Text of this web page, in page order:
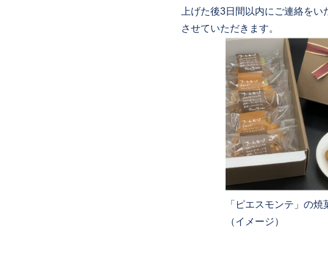
上げた後3日間以内にご連絡を
させていただきます。
「ピエスモンテ」の
（イメージ）